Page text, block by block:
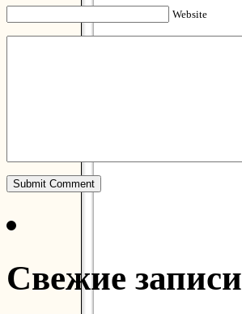
Website
Свежие записи